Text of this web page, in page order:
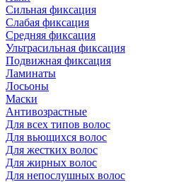
Сильная фиксация
Слабая фиксация
Средняя фиксация
Ультрасильная фиксация
Подвижная фиксация
Ламинаты
Лосьоны
Маски
Антивозрастные
Для всех типов волос
Для вьющихся волос
Для жестких волос
Для жирных волос
Для непослушных волос